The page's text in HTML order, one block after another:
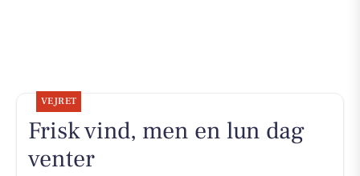
VEJRET
Frisk vind, men en lun dag
venter